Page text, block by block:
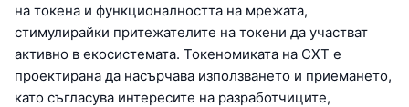
на токена и функционалността на мрежата,
стимулирайки притежателите на токени да участват
активно в екосистемата. Токеномиката на CXT е
проектирана да насърчава използването и приемането,
като съгласува интересите на разработчиците,